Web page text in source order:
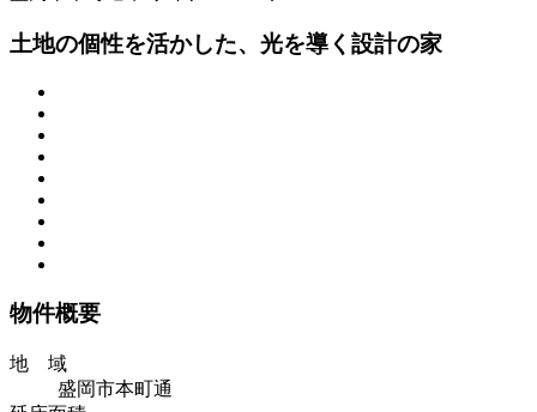
土地の個性を活かした、光を導く設計の家
物件概要
地 域
盛岡市本町通